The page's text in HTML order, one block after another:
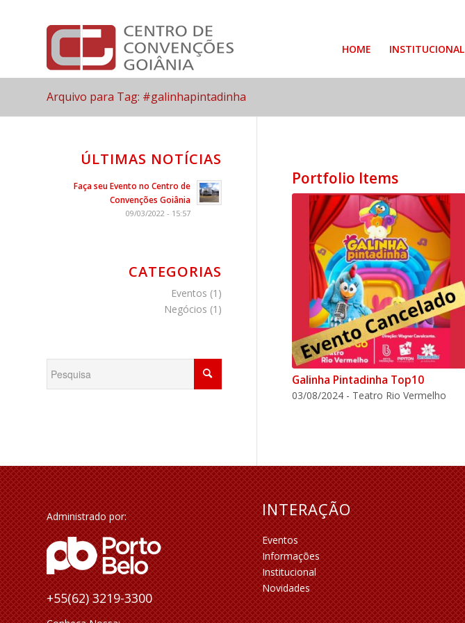
HOME INSTITUCIONAL
Arquivo para Tag: #galinhapintadinha
Portfolio Items
Galinha Pintadinha Top10
03/08/2024 - Teatro Rio Vermelho
ÚLTIMAS NOTÍCIAS
Faça seu Evento no Centro de
Convenções Goiânia
09/03/2022 - 15:57
CATEGORIAS
Eventos (1)
Negócios (1)
Administrado por:
+55(62) 3219-3300
INTERAÇÃO
Eventos
Informações
Institucional
Novidades